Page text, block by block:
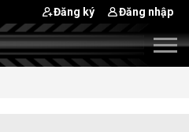
Đăng ký Đăng nhập